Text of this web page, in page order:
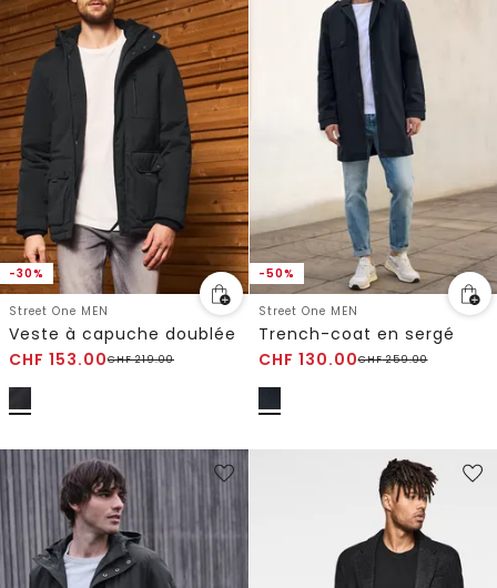
-30%
Street One MEN
Veste à capuche doublée
CHF 153.00CHF219.00
-50%
Street One MEN
Trench-coat en sergé
CHF 130.00CHF259.00